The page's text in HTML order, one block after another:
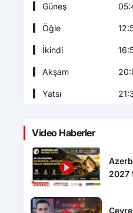
Güneş
Öğle
İkindi
Akşam
Yatsı
Video Haberler
2027